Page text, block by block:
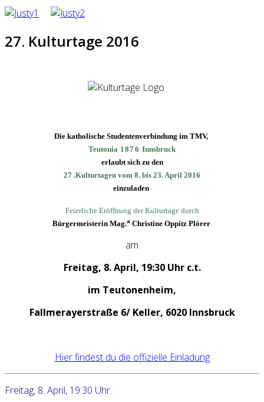
27. Kulturtage 2016
Die katholische Studentenverbindung im TMV,
Teutonia 1876 Innsbruck
erlaubt sich zu den
27 .Kulturtagen vom 8. bis 23. April 2016
einzuladen
Feierliche Eröffnung der Kulturtage durch
Bürgermeisterin Mag.aChristine Oppitz Plörer
am
Freitag, 8. April, 19:30 Uhr c.t.
im Teutonenheim,
Fallmerayerstraße 6/ Keller, 6020 Innsbruck
Hier findest du die offizielle Einladung
Freitag, 8. April, 19:30 Uhr: